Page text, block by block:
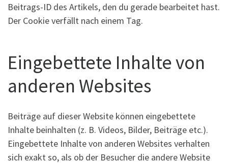
Beitrags-ID des Artikels, den du gerade bearbeitet hast.
Der Cookie verfällt nach einem Tag.
Eingebettete Inhalte von
anderen Websites
Beiträge auf dieser Website können eingebettete
Inhalte beinhalten (z. B. Videos, Bilder, Beiträge etc.).
Eingebettete Inhalte von anderen Websites verhalten
sich exakt so, als ob der Besucher die andere Website